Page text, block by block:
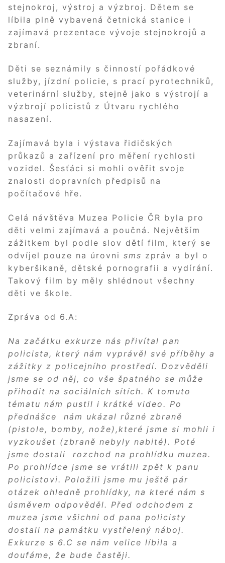
stejnokroj, výstroj a výzbroj. Dětem se
líbila plně vybavená četnická stanice i
zajímavá prezentace vývoje stejnokrojů a
zbraní.
Děti se seznámily s činností pořádkové
služby, jízdní policie, s prací pyrotechniků,
veterinární služby, stejně jako s výstrojí a
výzbrojí policistů z Útvaru rychlého
nasazení.
Zajímavá byla i výstava řidičských
průkazů a zařízení pro měření rychlosti
vozidel. Šesťáci si mohli ověřit svoje
znalosti dopravních předpisů na
počítačové hře.
Celá návštěva Muzea Policie ČR byla pro
děti velmi zajímavá a poučná. Největším
zážitkem byl podle slov dětí film, který se
odvíjel pouze na úrovni sms zpráv a byl o
kyberšikaně, dětské pornografii a vydírání.
Takový film by měly shlédnout všechny
děti ve škole.
Zpráva od 6.A:
Na začátku exkurze nás přivítal pan
policista, který nám vyprávěl své příběhy a
zážitky z policejního prostředí. Dozvěděli
jsme se od něj, co vše špatného se může
přihodit na sociálních sítích. K tomuto
tématu nám pustil i krátké video. Po
přednášce nám ukázal různé zbraně
(pistole, bomby, nože),které jsme si mohli i
vyzkoušet (zbraně nebyly nabité). Poté
jsme dostali rozchod na prohlídku muzea.
Po prohlídce jsme se vrátili zpět k panu
policistovi. Položili jsme mu ještě pár
otázek ohledně prohlídky, na které nám s
úsměvem odpověděl. Před odchodem z
muzea jsme všichni od pana policisty
dostali na památku vystřelený náboj.
Exkurze s 6.C se nám velice líbila a
doufáme, že bude častěji.